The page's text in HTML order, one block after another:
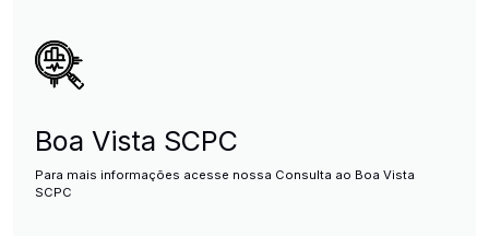
Boa Vista SCPC
Para mais informações acesse nossa Consulta ao Boa Vista
SCPC